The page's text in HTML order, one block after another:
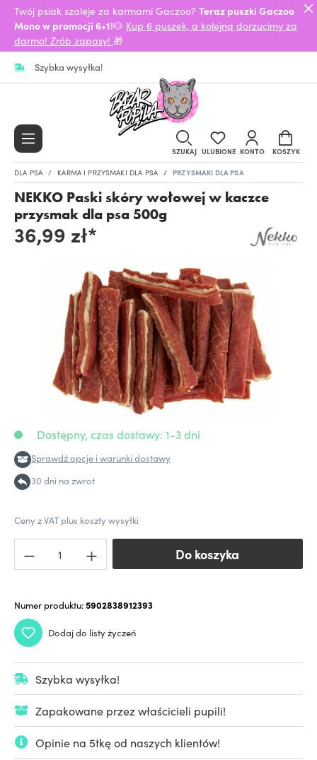
Twój psiak szaleje za karmami Gaczoo? Teraz puszki Gaczoo
Mono w promocji 6+1!🐶 Kup 6 puszek, a kolejną dorzucimy za
darmo! Zrób zapasy! 🎁
Szybka wysyłka!
SZUKAJ ULUBIONE KONTO KOSZYK
DLA PSA KARMA I PRZYSMAKI DLA PSA PRZYSMAKI DLA PSA
NEKKO Paski skóry wołowej w kaczce
przysmak dla psa 500g
36,99 zł*
Dostępny, czas dostawy: 1-3 dni
Sprawdź opcje i warunki dostawy
30 dni na zwrot
Ceny z VAT plus koszty wysyłki
Do koszyka
Do koszyka
Numer produktu:5902838912393
Dodaj do listy życzeń
Szybka wysyłka!
Zapakowane przez właścicieli pupili!
Opinie na 5tkę od naszych klientów!